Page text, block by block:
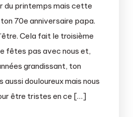
du printemps mais cette
70e anniversaire papa.
Cela fait le troisième
fêtes pas avec nous et,
grandissant, ton
douloureux mais nous
être tristes en ce […]